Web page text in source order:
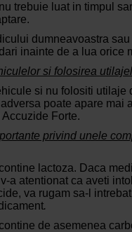
trebuie luat in timpul
dumneavoastra
inainte de a lua orice
si folosirea
si nu folositi utilaje
poate apare mai
Forte.
privind unele
lactoza. Daca
a atentionat ca aveti
va rugam sa-l
.
de asemenea